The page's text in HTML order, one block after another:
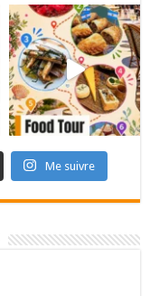
Me suivre